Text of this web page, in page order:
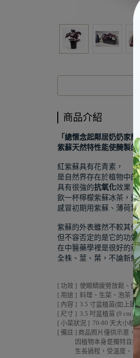
商品介紹
「總懷念起鄰居奶奶家釀
紫蘇天然特性能使醃製的
紅紫蘇具有花青素，
是自然界存在於植物中的
具有很強的抗氧化效果，
飲一杯檸檬紫蘇冰茶，
感冒初期用紫蘇、薄荷葉
紫蘇的外表雖然不較其他
但不容否定的是它的功效
在中醫藥學裡是很好的
全株、莖、葉，不論新鮮
[ 功效 ] 使眼睛疲勞放鬆、促
[ 用途 ] 料理、生菜、泡茶、
[ 內容 ] 3.5 寸盆植苗(如上圖
[ 尺寸 ] 3.5 吋盆植苗 (9 cm x
[ 小菜狀況 ] 70-80 天大小植
[ 備註 ] 商品照片僅供示意，
因植物本身是獨特且無法
生長過程，受溫度、日照